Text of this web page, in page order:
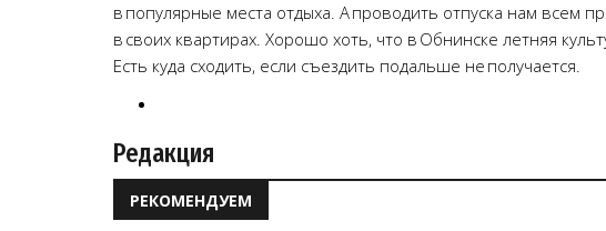
в популярные места отдыха. А проводить отпуска нам всем
в своих квартирах. Хорошо хоть, что в Обнинске летняя
Есть куда сходить, если съездить подальше не получается.
Редакция
РЕКОМЕНДУЕМ